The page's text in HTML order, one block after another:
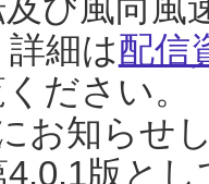
細は配信
ださい。
お知らせ
4.0.1版と